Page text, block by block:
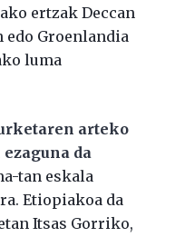
ertzak Deccan
Groenlandia
luma
arteko
da
tan eskala
Etiopiakoa da
Itsas Gorriko,